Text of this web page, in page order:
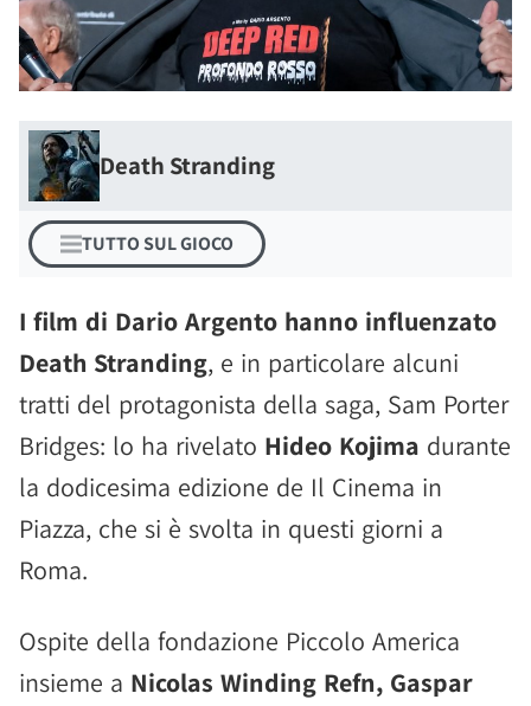
Death Stranding
TUTTO SUL GIOCO
I film di Dario Argento hanno influenzato
Death Stranding, e in particolare alcuni
tratti del protagonista della saga, Sam Porter
Bridges: lo ha rivelato Hideo Kojima durante
la dodicesima edizione de Il Cinema in
Piazza, che si è svolta in questi giorni a
Roma.
Ospite della fondazione Piccolo America
insieme a Nicolas Winding Refn, Gaspar